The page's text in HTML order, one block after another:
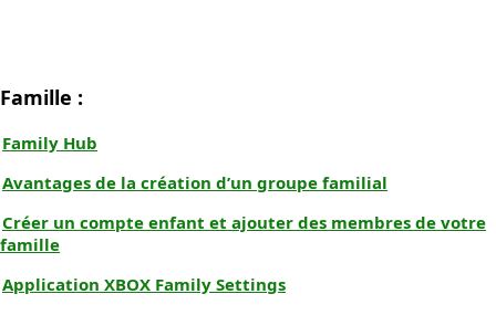
Famille :
Family Hub
Avantages de la création d’un groupe familial
Créer un compte enfant et ajouter des membres de votre
famille
Application XBOX Family Settings